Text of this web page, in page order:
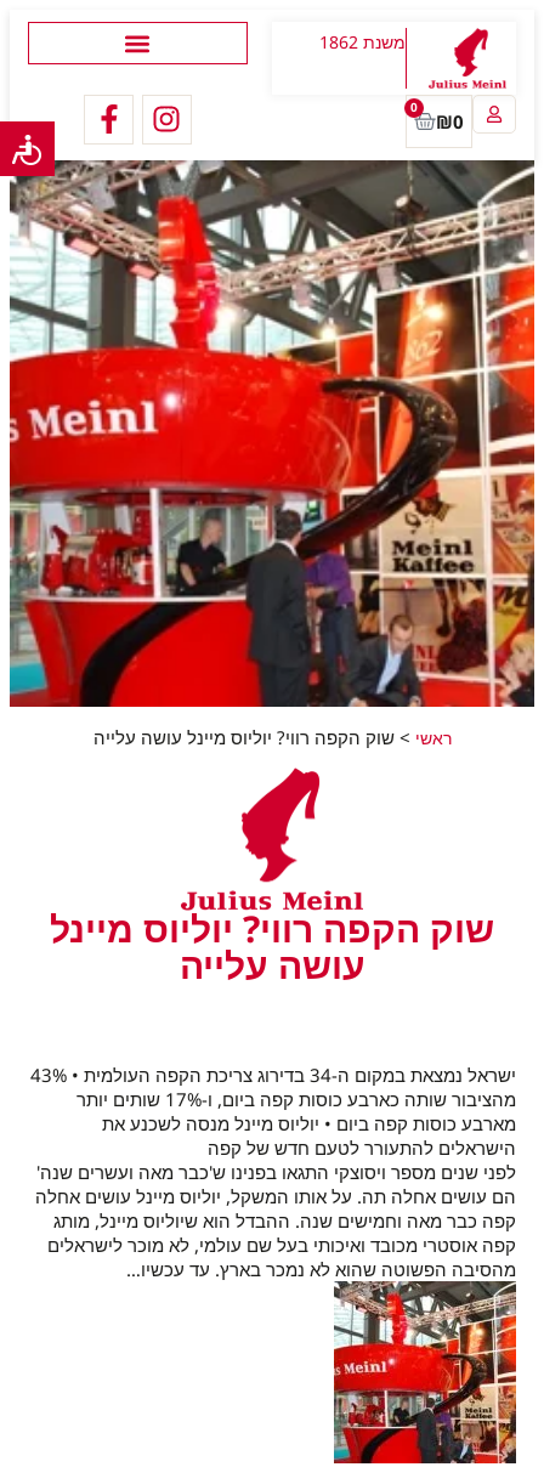
משנת 1862
₪0
0
ראשי >שוק הקפה רווי? יוליוס מיינל עושה עלייה
שוק הקפה רווי? יוליוס מיינל
עושה עלייה
ישראל נמצאת במקום ה-34 בדירוג צריכת הקפה העולמית • 43%
מהציבור שותה כארבע כוסות קפה ביום, ו-17% שותים יותר
מארבע כוסות קפה ביום • יוליוס מיינל מנסה לשכנע את
הישראלים להתעורר לטעם חדש של קפה
לפני שנים מספר ויסוצקי התגאו בפנינו ש'כבר מאה ועשרים שנה'
הם עושים אחלה תה. על אותו המשקל, יוליוס מיינל עושים אחלה
קפה כבר מאה וחמישים שנה. ההבדל הוא שיוליוס מיינל, מותג
קפה אוסטרי מכובד ואיכותי בעל שם עולמי, לא מוכר לישראלים
מהסיבה הפשוטה שהוא לא נמכר בארץ. עד עכשיו…